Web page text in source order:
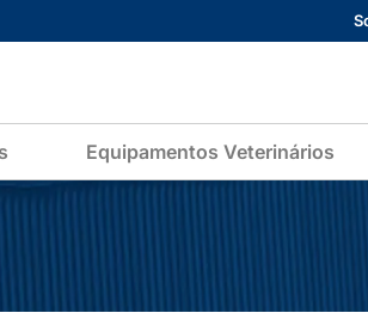
Equipamentos Veterinários